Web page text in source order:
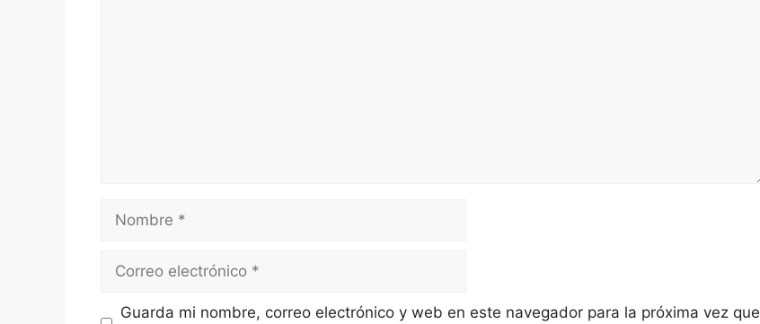
electrónico
Guarda mi nombre, correo electrónico y web en este navegador para la próxima vez que